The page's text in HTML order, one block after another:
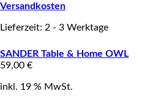
Versandkosten
Lieferzeit: 2 - 3 Werktage
SANDER Table & Home OWL
59,00 €
inkl. 19 % MwSt.